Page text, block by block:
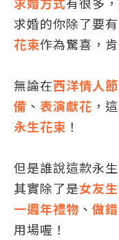
求婚的你除了要有
花束作為驚喜，
無論在西洋情人節
備 、 表演獻花 ，
永生花束 ！
但是誰說這款永
其實除了是女友
一週年禮物 、 做
用場喔！